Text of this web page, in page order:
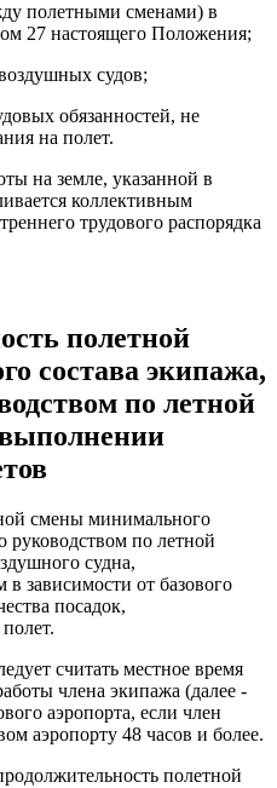
полетными сменами) в
27 настоящего Положения;
судов;
обязанностей, не
на полет.
на земле, указанной в
коллективным
трудового распорядка
полетной
состава экипажа,
по летной
смены минимального
руководством по летной
судна,
в зависимости от базового
посадок,
считать местное время
члена экипажа (далее -
аэропорта, если член
аэропорту 48 часов и более.
полетной